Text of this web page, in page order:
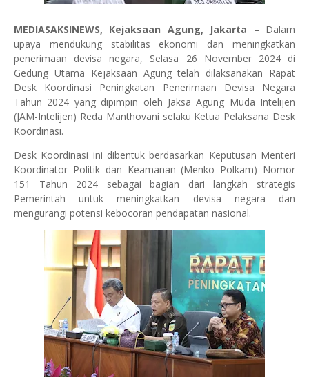
MEDIASAKSINEWS, Kejaksaan Agung, Jakarta – Dalam
upaya mendukung stabilitas ekonomi dan meningkatkan
penerimaan devisa negara, Selasa 26 November 2024 di
Gedung Utama Kejaksaan Agung telah dilaksanakan Rapat
Desk Koordinasi Peningkatan Penerimaan Devisa Negara
Tahun 2024 yang dipimpin oleh Jaksa Agung Muda Intelijen
(JAM-Intelijen) Reda Manthovani selaku Ketua Pelaksana Desk
Koordinasi.
Desk Koordinasi ini dibentuk berdasarkan Keputusan Menteri
Koordinator Politik dan Keamanan (Menko Polkam) Nomor
151 Tahun 2024 sebagai bagian dari langkah strategis
Pemerintah untuk meningkatkan devisa negara dan
mengurangi potensi kebocoran pendapatan nasional.